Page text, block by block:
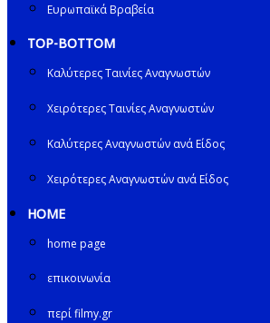
Ευρωπαϊκά Βραβεία
TOP-BOTTOM
Καλύτερες Ταινίες Αναγνωστών
Χειρότερες Ταινίες Αναγνωστών
Καλύτερες Αναγνωστών ανά Είδος
Χειρότερες Αναγνωστών ανά Είδος
HOME
home page
επικοινωνία
περί filmy.gr